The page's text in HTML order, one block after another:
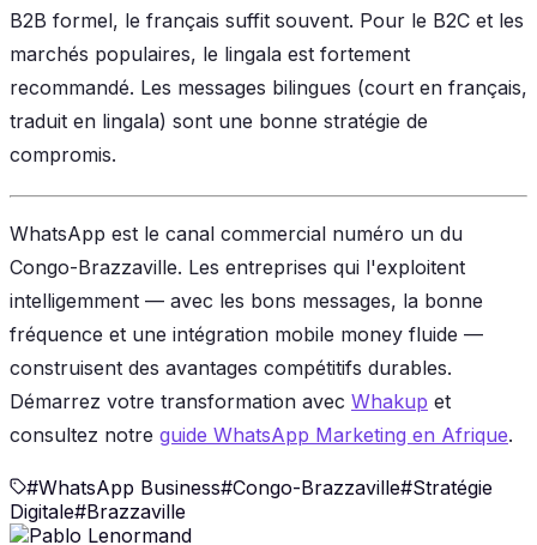
B2B formel, le français suffit souvent. Pour le B2C et les
marchés populaires, le lingala est fortement
recommandé. Les messages bilingues (court en français,
traduit en lingala) sont une bonne stratégie de
compromis.
WhatsApp est le canal commercial numéro un du
Congo-Brazzaville. Les entreprises qui l'exploitent
intelligemment — avec les bons messages, la bonne
fréquence et une intégration mobile money fluide —
construisent des avantages compétitifs durables.
Démarrez votre transformation avec Whakup et
consultez notre guide WhatsApp Marketing en Afrique.
#WhatsApp Business#Congo-Brazzaville#Stratégie
Digitale#Brazzaville